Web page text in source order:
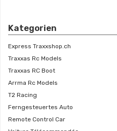
Kategorien
Express Traxxshop.ch
Traxxas Rc Models
Traxxas RC Boot
Arrma Rc Models
T2 Racing
Ferngesteuertes Auto
Remote Control Car